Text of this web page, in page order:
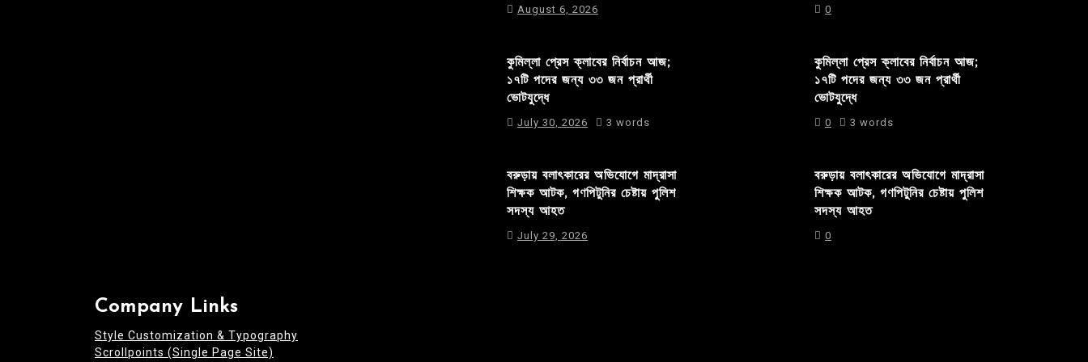
August 6, 2026
কুমিল্লা প্রেস ক্লাবের নির্বাচন আজ;
১৭টি পদের জন্য ৩৩ জন প্রার্থী
ভোটযুদ্ধে
July 30, 2026 3 words
বরুড়ায় বলাৎকারের অভিযোগে মাদ্রাসা
শিক্ষক আটক, গণপিটুনির চেষ্টায় পুলিশ
সদস্য আহত
July 29, 2026
0
কুমিল্লা প্রেস ক্লাবের নির্বাচন আজ;
১৭টি পদের জন্য ৩৩ জন প্রার্থী
ভোটযুদ্ধে
0 3 words
বরুড়ায় বলাৎকারের অভিযোগে মাদ্রাসা
শিক্ষক আটক, গণপিটুনির চেষ্টায় পুলিশ
সদস্য আহত
0
Company Links
Style Customization & Typography
Scrollpoints (Single Page Site)